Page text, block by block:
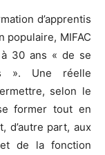
d’apprentis
populaire, MIFAC
30 ans « de se
». Une réelle
selon le
former tout en
d’autre part, aux
et de la fonction